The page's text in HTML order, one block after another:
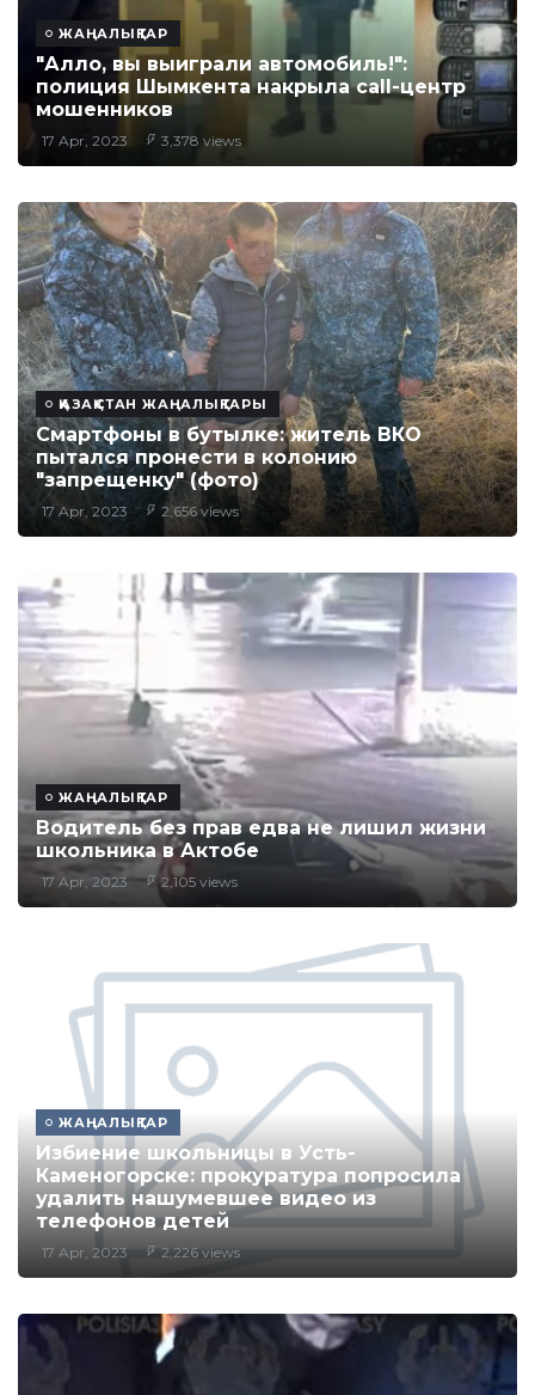
ЖАҢАЛЫҚТАР
"Алло, вы выиграли автомобиль!":
полиция Шымкента накрыла сall-центр
мошенников
17 Apr, 2023 3,378 views
ҚАЗАҚСТАН ЖАҢАЛЫҚТАРЫ
Смартфоны в бутылке: житель ВКО
пытался пронести в колонию
"запрещенку" (фото)
17 Apr, 2023 2,656 views
ЖАҢАЛЫҚТАР
​Водитель без прав едва не лишил жизни
школьника в Актобе
17 Apr, 2023 2,105 views
ЖАҢАЛЫҚТАР
​​Избиение школьницы в Усть-
Каменогорске: прокуратура попросила
удалить нашумевшее видео из
телефонов детей
17 Apr, 2023 2,226 views